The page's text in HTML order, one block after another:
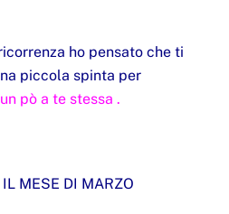
ho pensato che ti
piccola spinta per
pò a te stessa .
MESE DI MARZO